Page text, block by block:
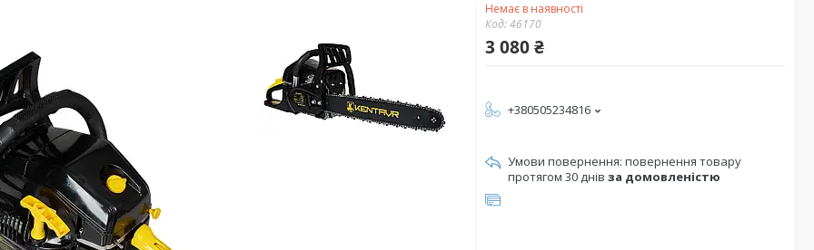
Немає в наявності
Код:46170
3 080 ₴
+380505234816
повернення товару
протягом 30 днів за домовленістю